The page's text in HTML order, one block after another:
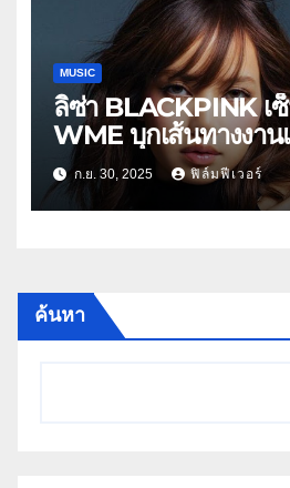
MUSIC
ลิซ่า BLACKPINK
WME บุกเส้นทางงา
วูด!ก.ย. 30, 2025 ฟิล์มฟีเวอร์
ค้นหา